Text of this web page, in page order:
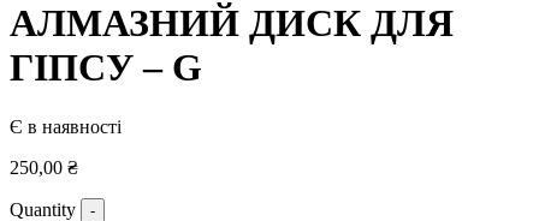
АЛМАЗНИЙ ДИСК ДЛЯ
ГІПСУ – G
Є в наявності
250,00 ₴
Quantity -